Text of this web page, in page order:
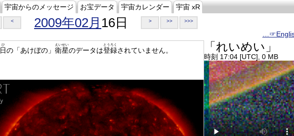
宇宙からのメッセージ お宝データ 宇宙カレンダー 宇宙 xR
< 2009年02月 16日 > >> >>>
日
ひ
の「あけぼの」 衛星
えいせい
のデータは登録
とうろく
されていません。 「れいめい」
時刻 17:04 [UTC], 0 MB